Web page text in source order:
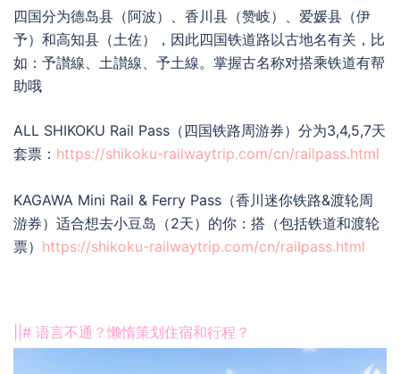
四国分为德岛县（阿波）、香川县（赞岐）、爱媛县（伊
予）和高知县（土佐），因此四国铁道路以古地名有关，比
如： 予讃線、土讃線、予土線。掌握古名称对搭乘铁道有帮
助哦
ALL SHIKOKU Rail Pass（四国铁路周游券）分为3,4,5,7天
套票： https://shikoku-railwaytrip.com/cn/railpass.html
KAGAWA Mini Rail & Ferry Pass（香川迷你铁路&渡轮周
游券）适合想去小豆岛（2天）的你：搭（包括铁道和渡轮
票） https://shikoku-railwaytrip.com/cn/railpass.html
||# 语言不通？懒惰策划住宿和行程？